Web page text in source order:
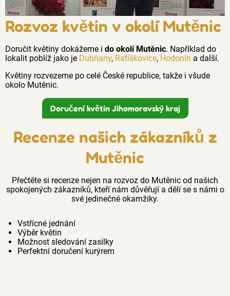
Rozvoz květin v okolí Mutěnic
Doručit květiny dokážeme i do okolí Mutěnic. Například do
lokalit poblíž jako je Dubňany, Ratíškovice, Hodonín a další.
Květiny rozvezeme po celé České republice, takže i všude
okolo Mutěnic.
Doručení květin Jihomoravský kraj
Recenze našich zákazníků z
Mutěnic
Přečtěte si recenze nejen na rozvoz do Mutěnic od našich
spokojených zákazníků, kteří nám důvěřují a dělí se s námi o
své jedinečné okamžiky.
Vstřícné jednání
Výběr květin
Možnost sledování zasilky
Perfektní doručení kurýrem